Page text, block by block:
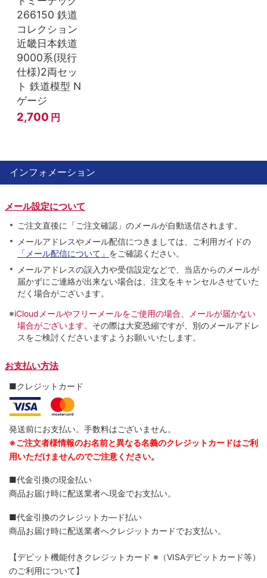
266150 鉄道
コレクション
近畿日本鉄道
9000系(現行
仕様)2両セッ
ト 鉄道模型 N
ゲージ
2,700 円
インフォメーション
メール設定について
ご注文直後に「ご注文確認」のメールが自動送信されます。
メールアドレスやメール配信につきましては、ご利用ガイドの
「メール配信について」 をご確認ください。
メールアドレスの誤入力や受信設定などで、当店からのメールが
届かずにご連絡が出来ない場合は、注文をキャンセルさせていた
だく場合がございます。
※iCloudメールやフリーメールをご使用の場合、メールが届かない
場合がございます。 その際は大変恐縮ですが、別のメールアドレ
スをご検討くださいますようお願いいたします。
お支払い方法
■クレジットカード
発送前にお支払い。手数料はございません。
※ご注文者様情報のお名前と異なる名義のクレジットカードはご利
用いただけませんのでご注意ください。
■代金引換の現金払い
商品お届け時に配送業者へ現金でお支払い。
■代金引換のクレジットカ―ド払い
商品お届け時に配送業者へクレジットカードでお支払い。
【デビット機能付きクレジットカード ※（VISAデビットカード等）
のご利用について】